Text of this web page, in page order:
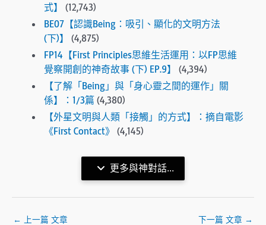
式】
(12,743)
BE07【認識Being：吸引、顯化的文明方法
(下)】
(4,875)
FP14【First Principles思維生活運用：以FP思維
覺察開創的神奇故事 (下) EP.9】
(4,394)
【了解「Being」與「身心靈之間的運作」關
係】：1/3篇 (4,380)
【外星文明與人類「接觸」的方式】：摘自電影
《First Contact》
(4,145)
更多與神對話...
← 上一篇 文章 下一篇 文章 →